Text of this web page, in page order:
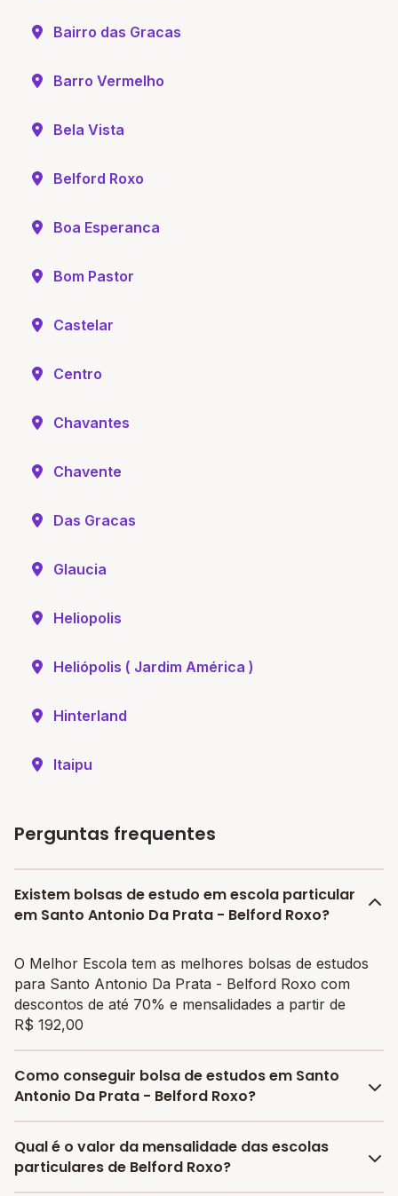
Bairro das Gracas
Barro Vermelho
Bela Vista
Belford Roxo
Boa Esperanca
Bom Pastor
Castelar
Centro
Chavantes
Chavente
Das Gracas
Glaucia
Heliopolis
Heliópolis ( Jardim América )
Hinterland
Itaipu
Perguntas frequentes
Existem bolsas de estudo em escola particular
em Santo Antonio Da Prata - Belford Roxo?
O Melhor Escola tem as melhores bolsas de estudos
para Santo Antonio Da Prata - Belford Roxo com
descontos de até 70% e mensalidades a partir de
R$ 192,00
Como conseguir bolsa de estudos em Santo
Antonio Da Prata - Belford Roxo?
O programa de bolsa do Melhor Escola disponibiliza
vagas com até 80% de desconto nas mensalidades.
Qual é o valor da mensalidade das escolas
particulares de Belford Roxo?